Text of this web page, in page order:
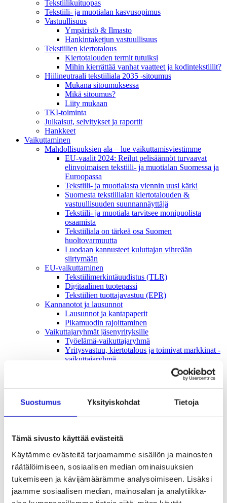
Suostumus Yksityiskohdat Tietoja
Tämä sivusto käyttää evästeitä
Käytämme evästeitä tarjoamamme sisällön ja mainosten
räätälöimiseen, sosiaalisen median ominaisuuksien
tukemiseen ja kävijämäärämme analysoimiseen. Lisäksi
jaamme sosiaalisen median, mainosalan ja analytiikka-
Tekstiilikuitu­opas
Tekstiili- ja muotialan kasvusopimus
Vastuullisuus
Ympäristö & Ilmasto
Hankintaketjun vastuullisuus
Tekstiilien kiertotalous
Kiertotalouden termit tutuiksi
Mihin kierrättää vanhat vaatteet ja kodintekstiilit?
Hiilineutraali tekstiiliala 2035 -sitoumus
Mukana sitoumuksessa
Mikä sitoumus?
Liity mukaan
TKI-toiminta
Julkaisut, selvitykset ja raportit
Hankkeet
Vaikuttaminen
Mahdollisuuksien ala – lue vaikuttamis­viestimme
EU-vaalit 2024: Reilut pelisäännöt turvaavat
elinvoimaisen tekstiili- ja muotialan Suomessa ja
Euroopassa
Tekstiili- ja muotialasta viennin uusi kärki
Suomesta tekstiilialan kiertotalouden &
vastuullisuuden suunnannäyttäjä
Tekstiili- ja muotiala tarvitsee monipuolista
osaamista
Tekstiiliala on tärkeä osa Suomen
huoltovarmuutta
Luodaan kannusteet kuluttajan vihreään
siirtymään
EU-vaikuttaminen
Tekstiilimerkintäuudistus (TLR)
Digitaalinen tuotepassi
Tekstiilien tuottajavastuu (EPR)
Kannanotot ja lausunnot
Lausunnot ja kantapaperit
Pikamuodin rajoittaminen
Vaikuttajaryhmät jäsenyrityksille
Työelämä-vaikuttajaryhmä
Yritysvastuu, kiertotalous ja toimivat markkinat -
vaikuttajaryhmä
Kansainvälinen liiketoiminta ja rahoitus -
Julkiset hankinnat ja huoltovarmuus -
Kestävä tuotepolitiikka​ -vaikuttajaryhmä
Osaaminen ja vetovoima -vaikuttajaryhmä
Liity varsinaiseksi jäseneksi
Liity startup-jäseneksi
Liity kumppani­jäseneksi
Suomen Tekstiili & Muoti
Liiton hallitus
Liiton henkilöstö & yhteystiedot
Liiton strategia